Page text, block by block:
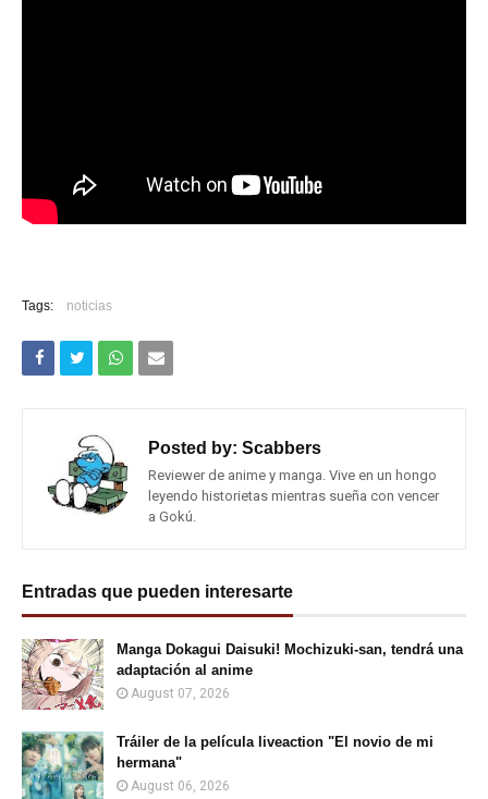
Tags: noticias
Posted by: Scabbers
Reviewer de anime y manga. Vive en un hongo
leyendo historietas mientras sueña con vencer
a Gokú.
Entradas que pueden interesarte
Manga Dokagui Daisuki! Mochizuki-san, tendrá una
adaptación al anime
August 07, 2026
Tráiler de la película liveaction "El novio de mi
hermana"
August 06, 2026